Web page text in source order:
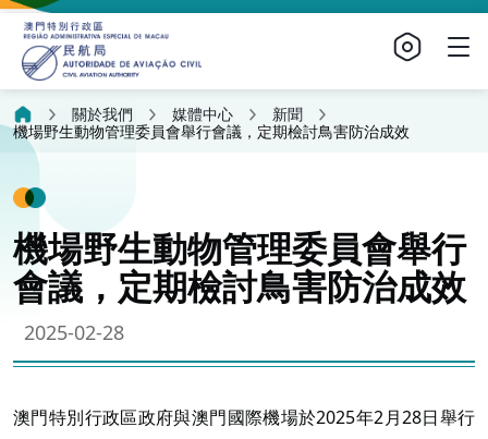
關於我們 媒體中心
新聞
機場野生動物管理委員會舉行會議，定期檢討鳥害防治成效
機場野生動物管理委員會舉行
會議，定期檢討鳥害防治成效
2025-02-28
澳門特別行政區政府與澳門國際機場於2025年2月28日舉行